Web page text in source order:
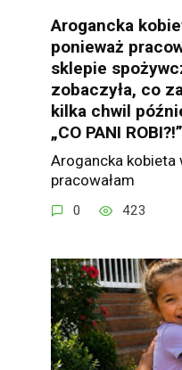
Arogancka
ponieważ
sklepie
zobaczyła, co
kilka chwil
„CO PANI ROBI?!”
Arogancka kobieta
pracowałam
0 423